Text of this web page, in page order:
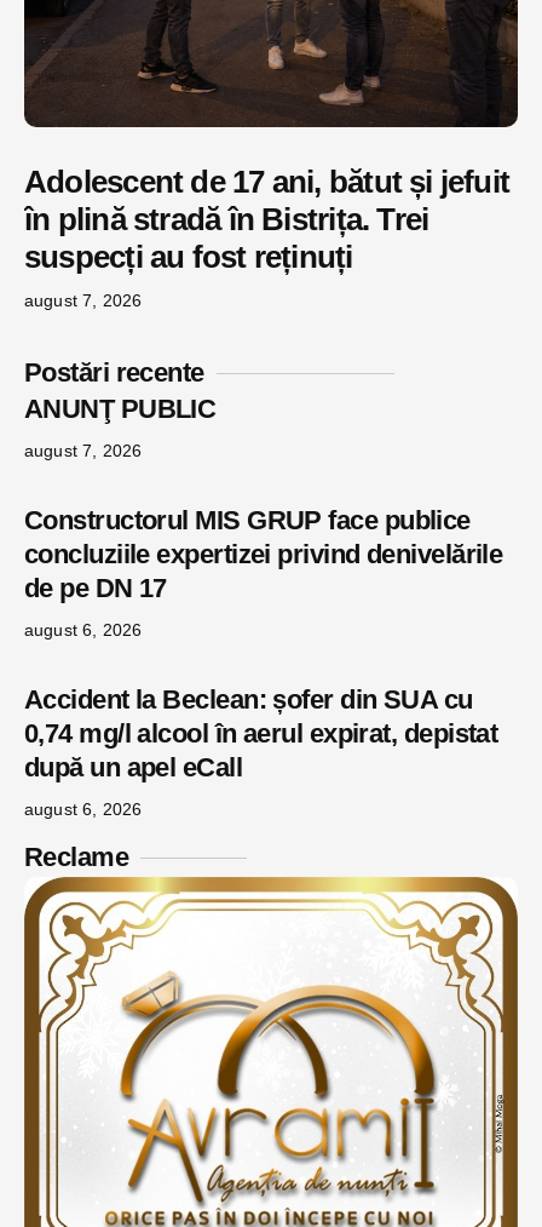
Adolescent de 17 ani, bătut și jefuit
în plină stradă în Bistrița. Trei
suspecți au fost reținuți
august 7, 2026
Postări recente
ANUNŢ PUBLIC
august 7, 2026
Constructorul MIS GRUP face publice
concluziile expertizei privind denivelările
de pe DN 17
august 6, 2026
Accident la Beclean: șofer din SUA cu
0,74 mg/l alcool în aerul expirat, depistat
după un apel eCall
august 6, 2026
Reclame